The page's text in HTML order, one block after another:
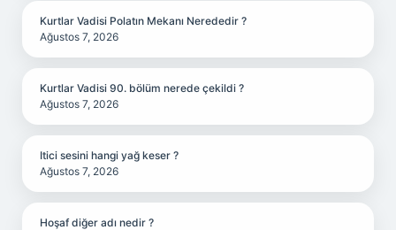
Kurtlar Vadisi Polatın Mekanı Nerededir ?
Ağustos 7, 2026
Kurtlar Vadisi 90. bölüm nerede çekildi ?
Ağustos 7, 2026
Itici sesini hangi yağ keser ?
Ağustos 7, 2026
Hoşaf diğer adı nedir ?